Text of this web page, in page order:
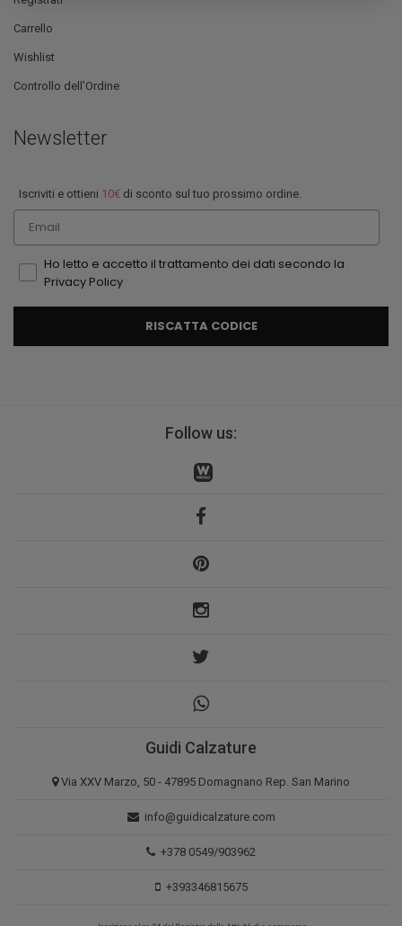
Carrello
Wishlist
Controllo dell'Ordine
Newsletter
Iscriviti e ottieni 10€ di sconto sul tuo prossimo ordine.
Email
Ho letto e accetto il trattamento dei dati secondo la
Privacy Policy
RISCATTA CODICE
Follow us:
Guidi Calzature
Via XXV Marzo, 50 - 47895 Domagnano Rep. San Marino
info@guidicalzature.com
+378 0549/903962
+393346815675